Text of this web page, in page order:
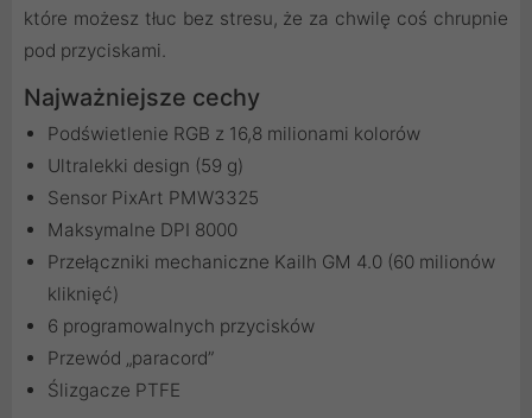
które możesz tłuc bez stresu, że za chwilę coś chrupnie
pod przyciskami.
Najważniejsze cechy
Podświetlenie RGB z 16,8 milionami kolorów
Ultralekki design (59 g)
Sensor PixArt PMW3325
Maksymalne DPI 8000
Przełączniki mechaniczne Kailh GM 4.0 (60 milionów
kliknięć)
6 programowalnych przycisków
Przewód „paracord”
Ślizgacze PTFE